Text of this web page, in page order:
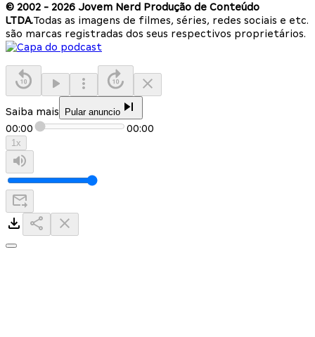
© 2002 - 2026 Jovem Nerd Produção de Conteúdo
LTDA.Todas as imagens de filmes, séries, redes sociais e etc.
são marcas registradas dos seus respectivos proprietários.
Saiba mais Pular anuncio
00:00 00:00
1x